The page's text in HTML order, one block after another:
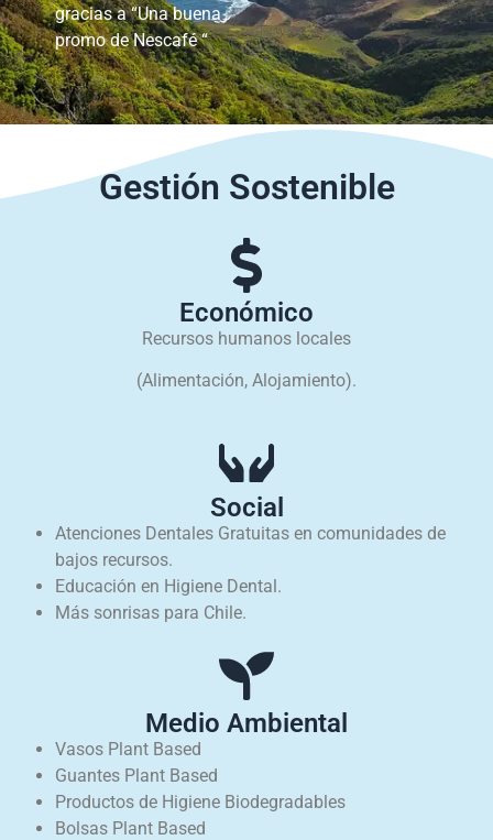
gracias a “Una buena
promo de Nescafé “
Gestión Sostenible
Económico
Recursos humanos locales
(Alimentación, Alojamiento).
Social
Atenciones Dentales Gratuitas en comunidades de
bajos recursos.
Educación en Higiene Dental.
Más sonrisas para Chile.
Medio Ambiental
Vasos Plant Based
Guantes Plant Based
Productos de Higiene Biodegradables
Bolsas Plant Based